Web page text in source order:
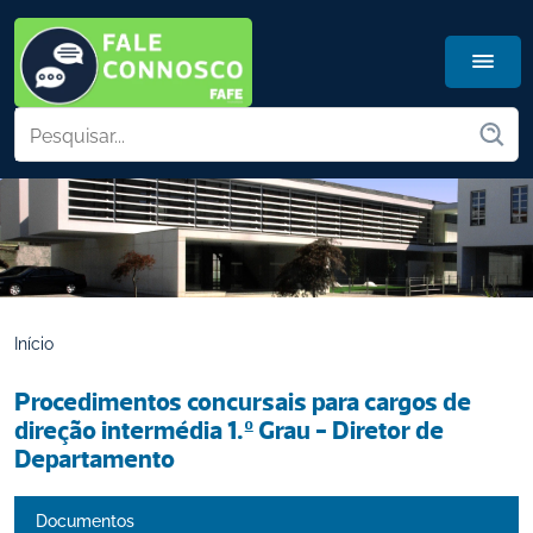
Início
Procedimentos concursais para cargos de
direção intermédia 1.º Grau - Diretor de
Departamento
Documentos